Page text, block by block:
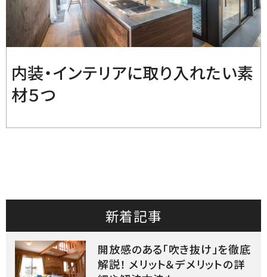
2019.9.6
内装・インテリアに取り入れたい素
材５つ
新着記事
開放感のある「吹き抜け」を徹底
解説！ メリット＆デメリットの詳